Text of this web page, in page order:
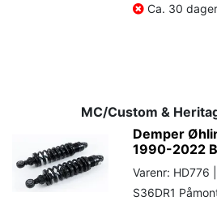
Ca. 30
MC/Custom &
Demper
1990-2022
Varenr: HD776
S36DR1